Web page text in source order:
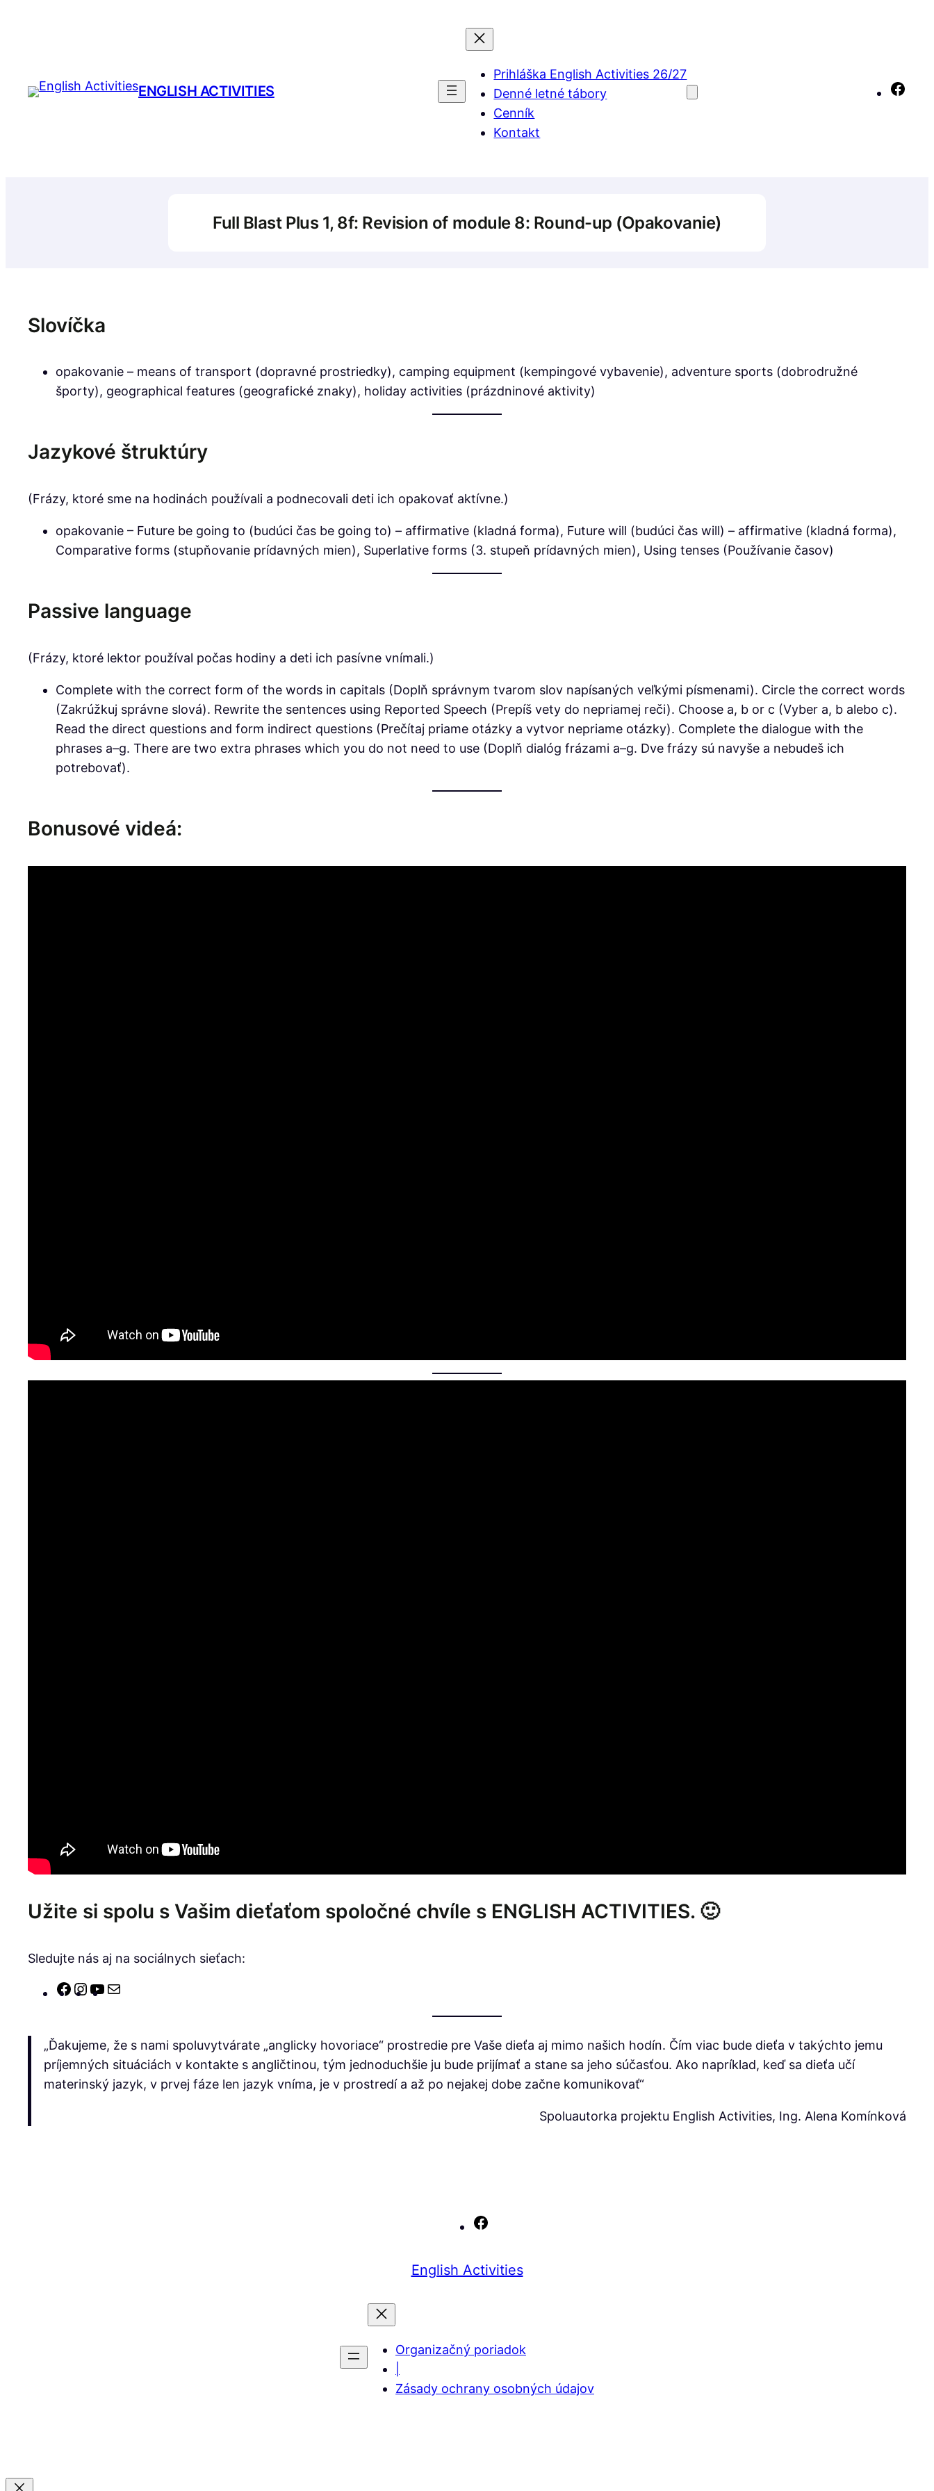
ENGLISH ACTIVITIES
Prihláška English Activities 26/27
Denné letné tábory
Cenník
Kontakt
Full Blast Plus 1, 8f: Revision of module 8: Round-up (Opakovanie)
Slovíčka
opakovanie – means of transport (dopravné prostriedky), camping equipment (kempingové vybavenie), adventure sports (dobrodružné
športy), geographical features (geografické znaky), holiday activities (prázdninové aktivity)
Jazykové štruktúry
(Frázy, ktoré sme na hodinách používali a podnecovali deti ich opakovať aktívne.)
opakovanie – Future be going to (budúci čas be going to) – affirmative (kladná forma), Future will (budúci čas will) – affirmative (kladná forma),
Comparative forms (stupňovanie prídavných mien), Superlative forms (3. stupeň prídavných mien), Using tenses (Používanie časov)
Passive language
(Frázy, ktoré lektor používal počas hodiny a deti ich pasívne vnímali.)
Complete with the correct form of the words in capitals (Doplň správnym tvarom slov napísaných veľkými písmenami). Circle the correct words
(Zakrúžkuj správne slová). Rewrite the sentences using Reported Speech (Prepíš vety do nepriamej reči). Choose a, b or c (Vyber a, b alebo c).
Read the direct questions and form indirect questions (Prečítaj priame otázky a vytvor nepriame otázky). Complete the dialogue with the
phrases a–g. There are two extra phrases which you do not need to use (Doplň dialóg frázami a–g. Dve frázy sú navyše a nebudeš ich
potrebovať).
Bonusové videá:
Užite si spolu s Vašim dieťaťom spoločné chvíle s ENGLISH ACTIVITIES. 🙂
Sledujte nás aj na sociálnych sieťach:
Facebook
Instagram
YouTube
„Ďakujeme, že s nami spoluvytvárate „anglicky hovoriace“ prostredie pre Vaše dieťa aj mimo našich hodín. Čím viac bude dieťa v takýchto jemu
príjemných situáciách v kontakte s angličtinou, tým jednoduchšie ju bude prijímať a stane sa jeho súčasťou. Ako napríklad, keď sa dieťa učí
materinský jazyk, v prvej fáze len jazyk vníma, je v prostredí a až po nejakej dobe začne komunikovať“
Spoluautorka projektu English Activities, Ing. Alena Komínková
English Activities
Organizačný poriadok
Zásady ochrany osobných údajov